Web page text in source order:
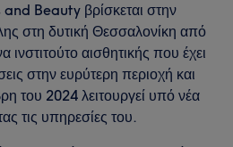
Beauty βρίσκεται στην
στη δυτική Θεσσαλονίκη από
ινστιτούτο αισθητικής που έχει
στην ευρύτερη περιοχή και
του 2024 λειτουργεί υπό νέα
τις υπηρεσίες του.